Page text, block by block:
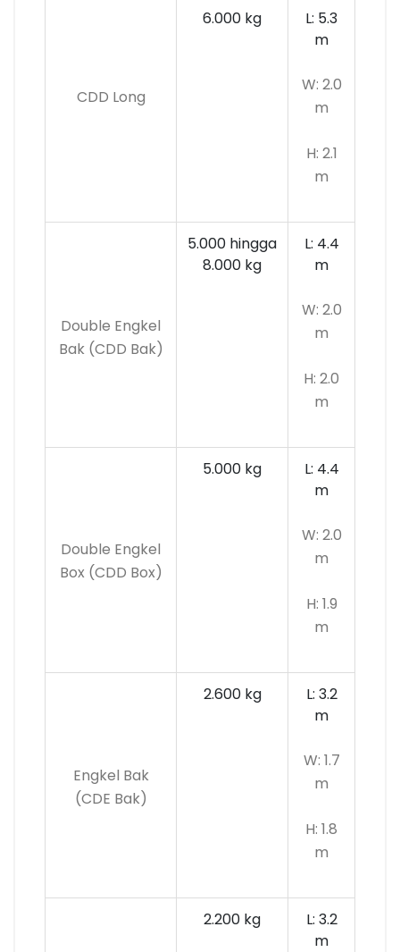
CDD Long
6.000 kg
L: 5.3
m
W: 2.0
m
H: 2.1
m
Double Engkel
Bak (CDD Bak)
5.000 hingga
8.000 kg
L: 4.4
m
W: 2.0
m
H: 2.0
m
Double Engkel
Box (CDD Box)
5.000 kg
L: 4.4
m
W: 2.0
m
H: 1.9
m
Engkel Bak
(CDE Bak)
2.600 kg
L: 3.2
m
W: 1.7
m
H: 1.8
m
2.200 kg
L: 3.2
m